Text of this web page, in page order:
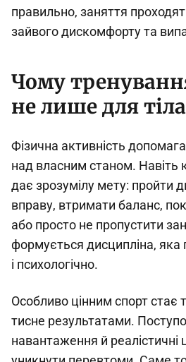
правильно, заняття
зайвого дискомфорту та
Чому
не лише для тіла
Фізична активність
над власним станом. Навіть
дає зрозумілу мету: пройти
вправу, втримати баланс,
або просто не пропустити
формується дисципліна, яка
і психологічно.
Особливо цінним спорт стає
тисне результатами.
навантаження й реалістичні